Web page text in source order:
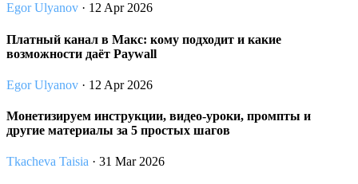
Egor Ulyanov · 12 Apr 2026
Платный канал в Макс: кому подходит и какие
возможности даёт Paywall
Egor Ulyanov · 12 Apr 2026
Монетизируем инструкции, видео-уроки, промпты и
другие материалы за 5 простых шагов
Tkacheva Taisia · 31 Mar 2026